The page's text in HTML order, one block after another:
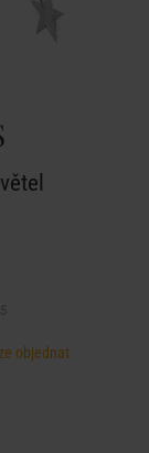
objednat